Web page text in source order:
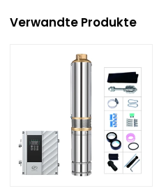
Verwandte Produkte